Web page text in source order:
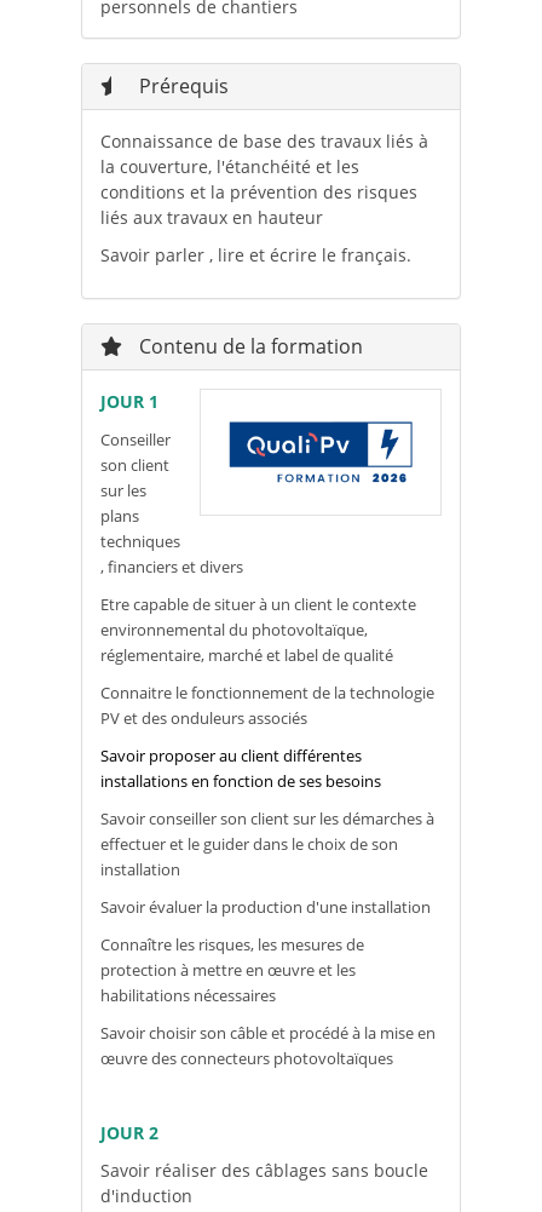
personnels de chantiers
Prérequis
Connaissance de base des travaux liés à
la couverture, l'étanchéité et les
conditions et la prévention des risques
liés aux travaux en hauteur
Savoir parler , lire et écrire le français.
Contenu de la formation
JOUR 1
Conseiller
son client
sur les
plans
techniques
, financiers et divers
Etre capable de situer à un client le contexte
environnemental du photovoltaïque,
réglementaire, marché et label de qualité
Connaitre le fonctionnement de la technologie
PV et des onduleurs associés
Savoir proposer au client différentes
installations en fonction de ses besoins
Savoir conseiller son client sur les démarches à
effectuer et le guider dans le choix de son
installation
Savoir évaluer la production d'une installation
Connaître les risques, les mesures de
protection à mettre en œuvre et les
habilitations nécessaires
Savoir choisir son câble et procédé à la mise en
œuvre des connecteurs photovoltaïques
JOUR 2
Savoir réaliser des câblages sans boucle
d'induction